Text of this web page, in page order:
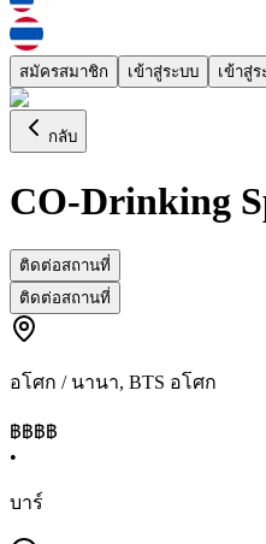
สมัครสมาชิก เข้าสู่ระบบ เข้าสู่ร
กลับ
CO-Drinking
ติดต่อสถานที่
ติดต่อสถานที่
อโศก / นานา, BTS อโศก
฿฿฿฿
•
บาร์